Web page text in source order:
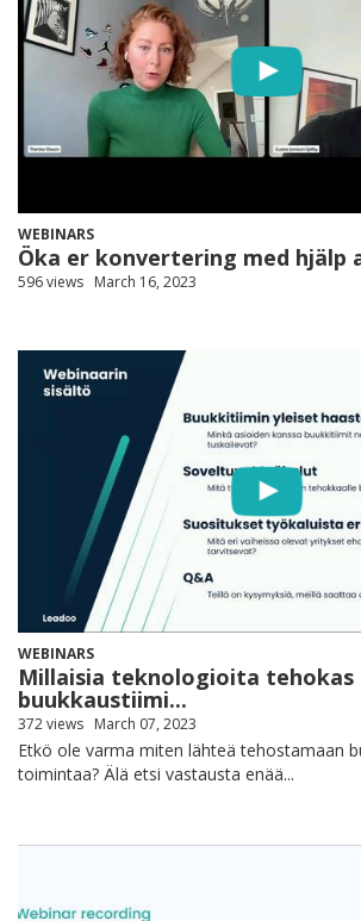
WEBINARS
Öka er konvertering med hjälp
596 views March 16, 2023
WEBINARS
Millaisia teknologioita tehokas
buukkaustiimi...
372 views March 07, 2023
Etkö ole varma miten lähteä tehostamaan
toimintaa? Älä etsi vastausta enää...